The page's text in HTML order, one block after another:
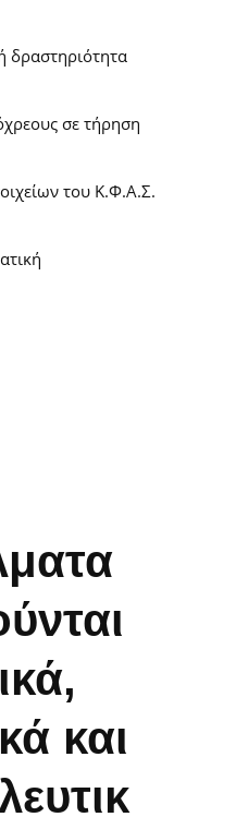
δραστηριότητα
σε τήρηση
του Κ.Φ.Α.Σ.
και